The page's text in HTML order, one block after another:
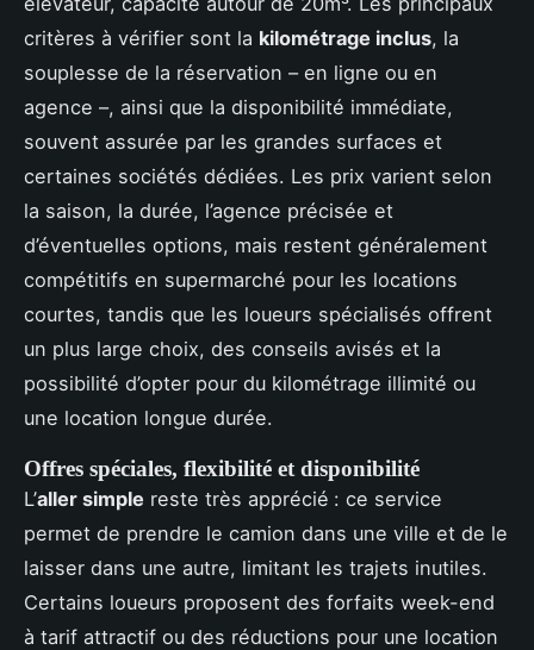
critères à vérifier sont la kilométrage inclus, la
souplesse de la réservation – en ligne ou en
agence –, ainsi que la disponibilité immédiate,
souvent assurée par les grandes surfaces et
certaines sociétés dédiées. Les prix varient selon
la saison, la durée, l’agence précisée et
d’éventuelles options, mais restent généralement
compétitifs en supermarché pour les locations
courtes, tandis que les loueurs spécialisés offrent
un plus large choix, des conseils avisés et la
possibilité d’opter pour du kilométrage illimité ou
une location longue durée.
Offres spéciales, flexibilité et disponibilité
L’aller simple reste très apprécié : ce service
permet de prendre le camion dans une ville et de le
laisser dans une autre, limitant les trajets inutiles.
Certains loueurs proposent des forfaits week-end
à tarif attractif ou des réductions pour une location